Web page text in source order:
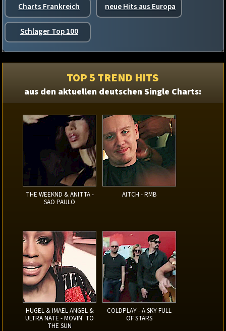
Charts Frankreich neue Hits aus Europa
Schlager Top 100
TOP 5 TREND HITS
aus den aktuellen deutschen Single Charts:
THE WEEKND & ANITTA -
SAO PAULO
AITCH - RMB
HUGEL & IMAEL ANGEL &
ULTRA NATE - MOVIN' TO
THE SUN
COLDPLAY - A SKY FULL
OF STARS